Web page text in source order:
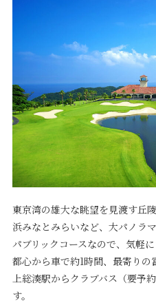
東京湾の雄大な眺望を見渡す丘
浜みなとみらいなど、大パノラ
パブリックコースなので、気軽
都心から車で約1時間、最寄り
上総湊駅からクラブバス（要予
す。